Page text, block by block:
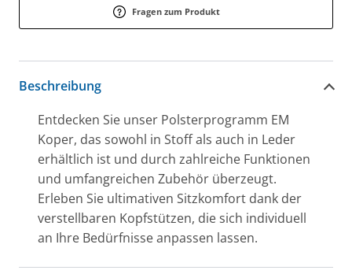
Fragen zum Produkt
Beschreibung
Entdecken Sie unser Polsterprogramm EM
Koper, das sowohl in Stoff als auch in Leder
erhältlich ist und durch zahlreiche Funktionen
und umfangreichen Zubehör überzeugt.
Erleben Sie ultimativen Sitzkomfort dank der
verstellbaren Kopfstützen, die sich individuell
an Ihre Bedürfnisse anpassen lassen.